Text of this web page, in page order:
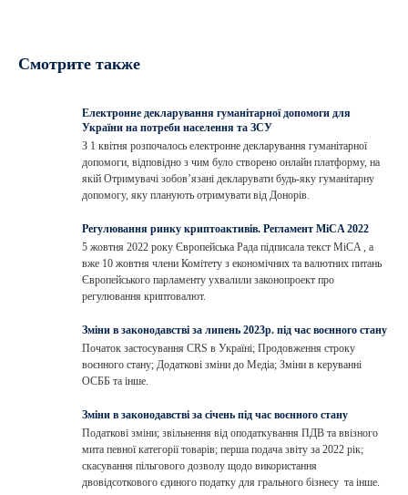
Смотрите также
Електронне декларування гуманітарної допомоги для
України на потреби населення та ЗСУ
З 1 квітня розпочалось електронне декларування гуманітарної
допомоги, відповідно з чим було створено онлайн платформу, на
якій Отримувачі зобов’язані декларувати будь-яку гуманітарну
допомогу, яку планують отримувати від Донорів.
Регулювання ринку криптоактивів. Регламент MiCA 2022
5 жовтня 2022 року Європейська Рада підписала текст MiCA , а
вже 10 жовтня члени Комітету з економічних та валютних питань
Європейського парламенту ухвалили законопроект про
регулювання криптовалют.
Зміни в законодавстві за липень 2023р. під час воєнного стану
Початок застосування CRS в Україні; Продовження строку
воєнного стану; Додаткові зміни до Медіа; Зміни в керуванні
ОСББ та інше.
Зміни в законодавстві за січень під час воєнного стану
Податкові зміни; звільнення від оподаткування ПДВ та ввізного
мита певної категорії товарів; перша подача звіту за 2022 рік;
скасування пільгового дозволу щодо використання
двовідсоткового єдиного податку для грального бізнесу та інше.